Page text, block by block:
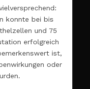
konnte bei bis
und 75
erfolgreich
ist,
oder